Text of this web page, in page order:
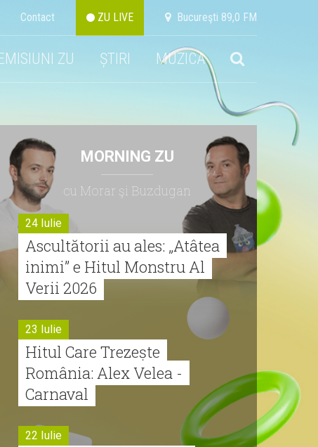
Contact ZU LIVE Bucureşti 89,0 FM
ZU ȘTIRI MUZICA
MORNING ZU
cu Morar şi Buzdugan
24 Iulie
Ascultătorii au ales: „Atâtea
inimi” e Hitul Monstru Al
Verii 2026
23 Iulie
Hitul Care Trezește
România: Alex Velea -
Carnaval
22 Iulie